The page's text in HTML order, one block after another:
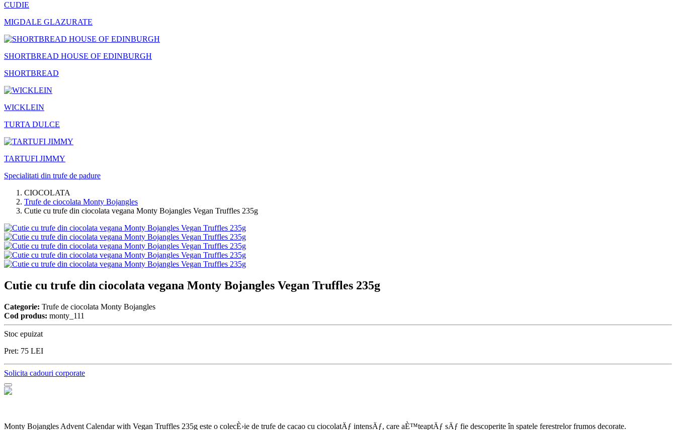
CUDIE
MIGDALE GLAZURATE
SHORTBREAD HOUSE OF EDINBURGH
SHORTBREAD
WICKLEIN
TURTA DULCE
TARTUFI JIMMY
Specialitati din trufe de padure
CIOCOLATA
Trufe de ciocolata Monty Bojangles
Cutie cu trufe din ciocolata vegana Monty Bojangles Vegan Truffles 235g
Cutie cu trufe din ciocolata vegana Monty Bojangles Vegan Truffles 235g
Categorie: Trufe de ciocolata Monty Bojangles
Cod produs: monty_111
Stoc epuizat
Pret: 75 LEI
Solicita cadouri corporate
Monty Bojangles Advent Calendar with Vegan Truffles 235g este o colecÈ›ie de trufe de cacao cu ciocolatÄƒ intensÄƒ, care aÈ™teaptÄƒ sÄƒ fie descoperite în spatele ferestrelor frumos decorate.